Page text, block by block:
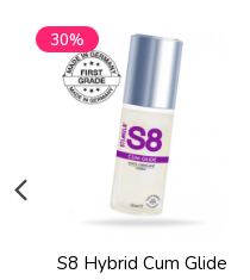
30%
S8 Hybrid Cum Glide